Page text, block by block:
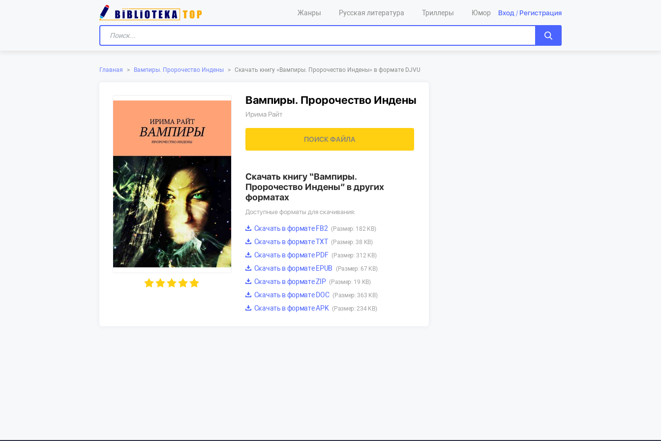
Жанры Русская литература Триллеры Юмор Вход / Регистрация
Главная > Вампиры. Пророчество Индены > Скачать книгу «‎Вампиры. Пророчество Индены»‎ в формате DJVU
Вампиры. Пророчество Индены
Ирима Райт
ПОИСК ФАЙЛА
Скачать книгу “Вампиры.
Пророчество Индены” в других
форматах
Доступные форматы для скачивания:
Скачать в формате FB2 (Размер: 182 KB)
Скачать в формате TXT (Размер: 38 KB)
Скачать в формате PDF (Размер: 312 KB)
Скачать в формате EPUB (Размер: 67 KB)
Скачать в формате ZIP (Размер: 19 KB)
Скачать в формате DOC (Размер: 363 KB)
Скачать в формате APK (Размер: 234 KB)